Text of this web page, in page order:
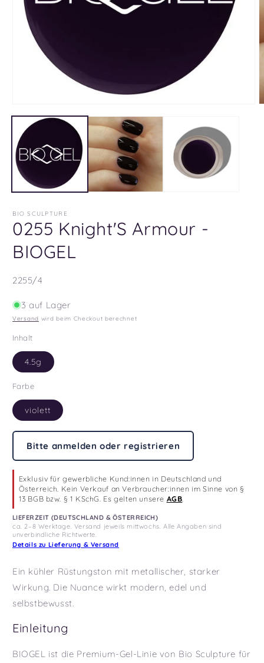
BIO SCULPTURE
0255 Knight'S Armour -
BIOGEL
SKU:
2255/4
3 auf Lager
Versand wird beim Checkout berechnet
Inhalt
4.5g
Farbe
violett
Bitte anmelden oder registrieren
Exklusiv für gewerbliche Kund:innen in Deutschland und
Österreich. Kein Verkauf an Verbraucher:innen im Sinne von §
13 BGB bzw. § 1 KSchG. Es gelten unsere AGB.
LIEFERZEIT (DEUTSCHLAND & ÖSTERREICH)
ca. 2–8 Werktage. Versand jeweils mittwochs. Alle Angaben sind
unverbindliche Richtwerte.
Details zu Lieferung & Versand
Ein kühler Rüstungston mit metallischer, starker
Wirkung. Die Nuance wirkt modern, edel und
selbstbewusst.
Einleitung
BIOGEL ist die Premium-Gel-Linie von Bio Sculpture für